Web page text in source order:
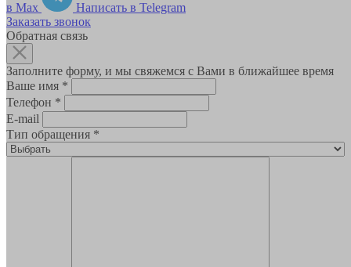
в Max
Написать в Telegram
Заказать звонок
Обратная связь
Заполните форму, и мы свяжемся с Вами в ближайшее время
Ваше имя *
Телефон *
E-mail
Тип обращения *